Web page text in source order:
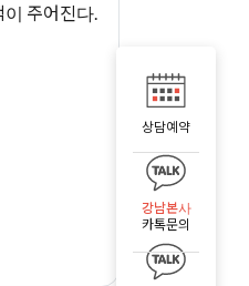
상담예약
강남본사
카톡문의
이 주어진다.